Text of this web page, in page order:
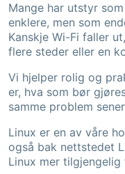
Mange har utstyr
enklere, men som
Kanskje Wi-Fi faller
flere steder eller en
Vi hjelper rolig og
er, hva som bør
samme problem
Linux er en av våre
også bak nettstedet
Linux mer